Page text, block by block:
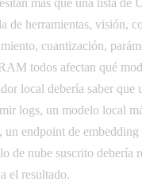
de herramientas, visión,
cuantización,
todos afectan qué
local debería saber que
logs, un modelo local
un endpoint de embedding
de nube suscrito debería
el resultado.